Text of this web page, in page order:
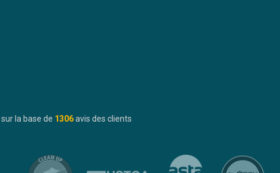
sur la base de 1306avis des clients